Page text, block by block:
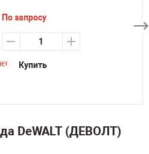
По запросу
Купить
DeWALT (ДЕВОЛТ)